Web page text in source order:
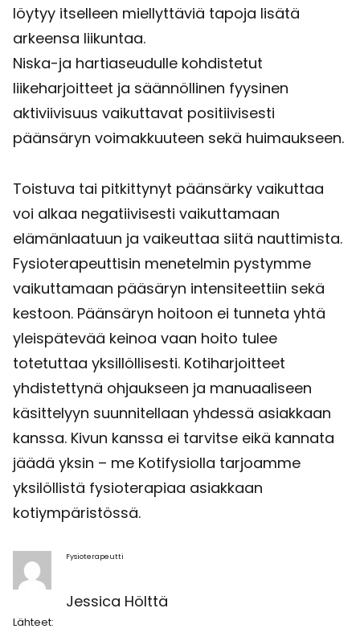
löytyy itselleen miellyttäviä tapoja lisätä
arkeensa liikuntaa.
Niska-ja hartiaseudulle kohdistetut
liikeharjoitteet ja säännöllinen fyysinen
aktiviivisuus vaikuttavat positiivisesti
päänsäryn voimakkuuteen sekä huimaukseen.
Toistuva tai pitkittynyt päänsärky vaikuttaa
voi alkaa negatiivisesti vaikuttamaan
elämänlaatuun ja vaikeuttaa siitä nauttimista.
Fysioterapeuttisin menetelmin pystymme
vaikuttamaan pääsäryn intensiteettiin sekä
kestoon. Päänsäryn hoitoon ei tunneta yhtä
yleispätevää keinoa vaan hoito tulee
totetuttaa yksillöllisesti. Kotiharjoitteet
yhdistettynä ohjaukseen ja manuaaliseen
käsittelyyn suunnitellaan yhdessä asiakkaan
kanssa. Kivun kanssa ei tarvitse eikä kannata
jäädä yksin – me Kotifysiolla tarjoamme
yksilöllistä fysioterapiaa asiakkaan
kotiympäristössä.
Fysioterapeutti
Jessica Hölttä
Lähteet: